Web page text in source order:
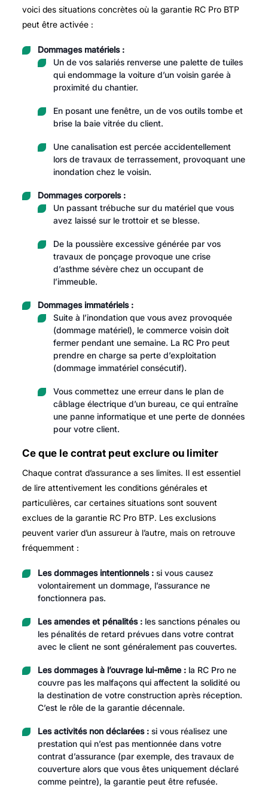
voici des situations concrètes où la garantie RC Pro BTP
peut être activée :
Dommages matériels :
Un de vos salariés renverse une palette de tuiles
qui endommage la voiture d’un voisin garée à
proximité du chantier.
En posant une fenêtre, un de vos outils tombe et
brise la baie vitrée du client.
Une canalisation est percée accidentellement
lors de travaux de terrassement, provoquant une
inondation chez le voisin.
Dommages corporels :
Un passant trébuche sur du matériel que vous
avez laissé sur le trottoir et se blesse.
De la poussière excessive générée par vos
travaux de ponçage provoque une crise
d’asthme sévère chez un occupant de
l’immeuble.
Dommages immatériels :
Suite à l’inondation que vous avez provoquée
(dommage matériel), le commerce voisin doit
fermer pendant une semaine. La RC Pro peut
prendre en charge sa perte d’exploitation
(dommage immatériel consécutif).
Vous commettez une erreur dans le plan de
câblage électrique d’un bureau, ce qui entraîne
une panne informatique et une perte de données
pour votre client.
Ce que le contrat peut exclure ou limiter
Chaque contrat d’assurance a ses limites. Il est essentiel
de lire attentivement les conditions générales et
particulières, car certaines situations sont souvent
exclues de la garantie RC Pro BTP. Les exclusions
peuvent varier d’un assureur à l’autre, mais on retrouve
fréquemment :
Les dommages intentionnels :si vous causez
volontairement un dommage, l’assurance ne
fonctionnera pas.
Les amendes et pénalités :les sanctions pénales ou
les pénalités de retard prévues dans votre contrat
avec le client ne sont généralement pas couvertes.
Les dommages à l’ouvrage lui-même :la RC Pro ne
couvre pas les malfaçons qui affectent la solidité ou
la destination de votre construction après réception.
C’est le rôle de la garantie décennale.
Les activités non déclarées :si vous réalisez une
prestation qui n’est pas mentionnée dans votre
contrat d’assurance (par exemple, des travaux de
couverture alors que vous êtes uniquement déclaré
comme peintre), la garantie peut être refusée.